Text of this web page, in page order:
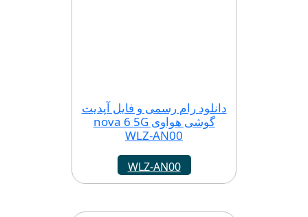
دانلود رام رسمی و فایل آپدیت
گوشی هواوی nova 6 5G
WLZ-AN00
WLZ-AN00